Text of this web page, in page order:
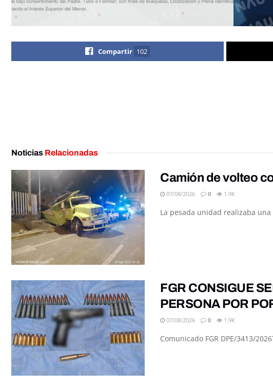
Compartir 102
Noticias Relacionadas
Camión de volteo
07/08/2026 0 1.9K
La pesada unidad realizaba
FGR CONSIGUE
PERSONA POR
07/08/2026 0 1.9K
Comunicado FGR DPE/3413/